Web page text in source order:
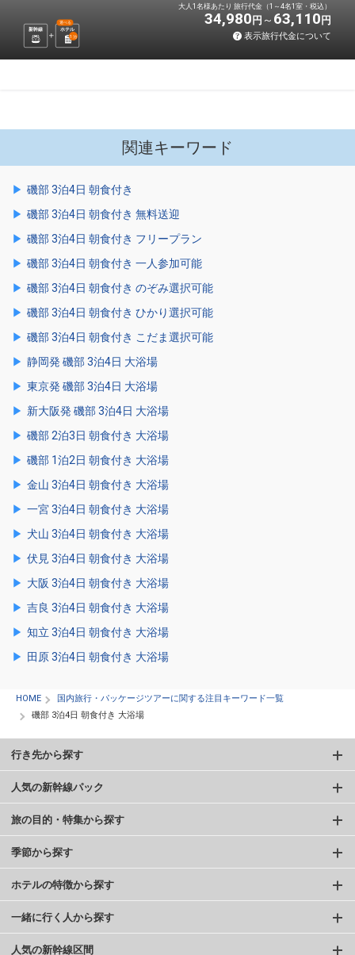
新幹線 ホテル
選べる
1 泊
大人1名様あたり 旅行代金（1～4名1室・税込）
34,980 円 63,110 円
表示旅行代金について
関連キーワード
磯部 3泊4日 朝食付き
磯部 3泊4日 朝食付き 無料送迎
磯部 3泊4日 朝食付き フリープラン
磯部 3泊4日 朝食付き 一人参加可能
磯部 3泊4日 朝食付き のぞみ選択可能
磯部 3泊4日 朝食付き ひかり選択可能
磯部 3泊4日 朝食付き こだま選択可能
静岡発 磯部 3泊4日 大浴場
東京発 磯部 3泊4日 大浴場
新大阪発 磯部 3泊4日 大浴場
磯部 2泊3日 朝食付き 大浴場
磯部 1泊2日 朝食付き 大浴場
金山 3泊4日 朝食付き 大浴場
一宮 3泊4日 朝食付き 大浴場
犬山 3泊4日 朝食付き 大浴場
伏見 3泊4日 朝食付き 大浴場
大阪 3泊4日 朝食付き 大浴場
吉良 3泊4日 朝食付き 大浴場
知立 3泊4日 朝食付き 大浴場
田原 3泊4日 朝食付き 大浴場
HOME
国内旅行・パッケージツアーに関する注目キーワード一覧
磯部 3泊4日 朝食付き 大浴場
行き先から探す
人気の新幹線パック
旅の目的・特集から探す
季節から探す
ホテルの特徴から探す
一緒に行く人から探す
人気の新幹線区間